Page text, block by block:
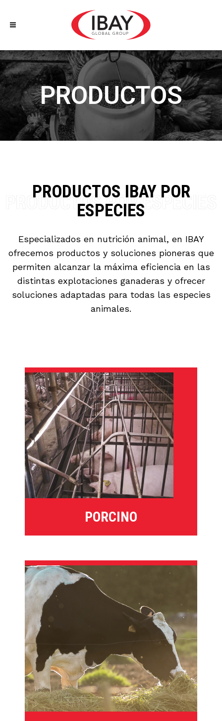
PRODUCTOS
PRODUCTOS IBAY POR
ESPECIES
Especializados en nutrición animal, en IBAY
ofrecemos productos y soluciones pioneras que
permiten alcanzar la máxima eficiencia en las
distintas explotaciones ganaderas y ofrecer
soluciones adaptadas para todas las especies
animales.
PORCINO